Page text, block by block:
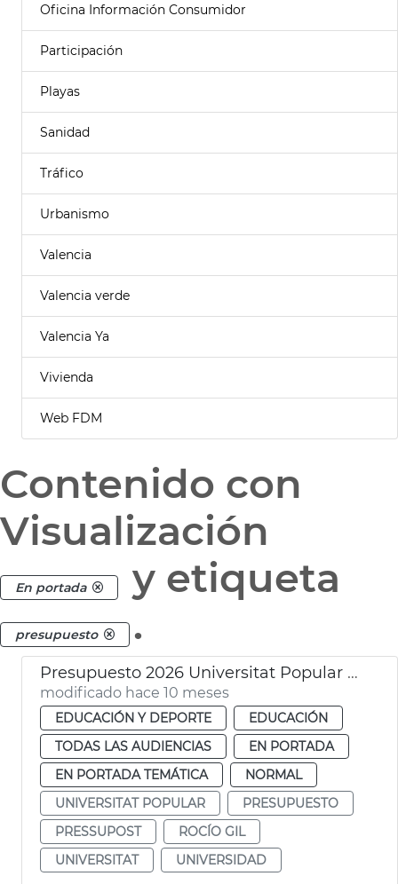
Oficina Información Consumidor
Participación
Playas
Sanidad
Tráfico
Urbanismo
Valencia
Valencia verde
Valencia Ya
Vivienda
Web FDM
Contenido con
Visualización
En portada y etiqueta
presupuesto .
Presupuesto 2026 Universitat Popular València
modificado hace 10 meses
EDUCACIÓN Y DEPORTE
EDUCACIÓN
TODAS LAS AUDIENCIAS
EN PORTADA
EN PORTADA TEMÁTICA
NORMAL
UNIVERSITAT POPULAR
PRESUPUESTO
PRESSUPOST
ROCÍO GIL
UNIVERSITAT
UNIVERSIDAD